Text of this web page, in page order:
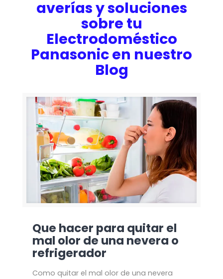
averías y soluciones
sobre tu
Electrodoméstico
Panasonic en nuestro
Blog
Que hacer para quitar el
mal olor de una nevera o
refrigerador
Como quitar el mal olor de una nevera